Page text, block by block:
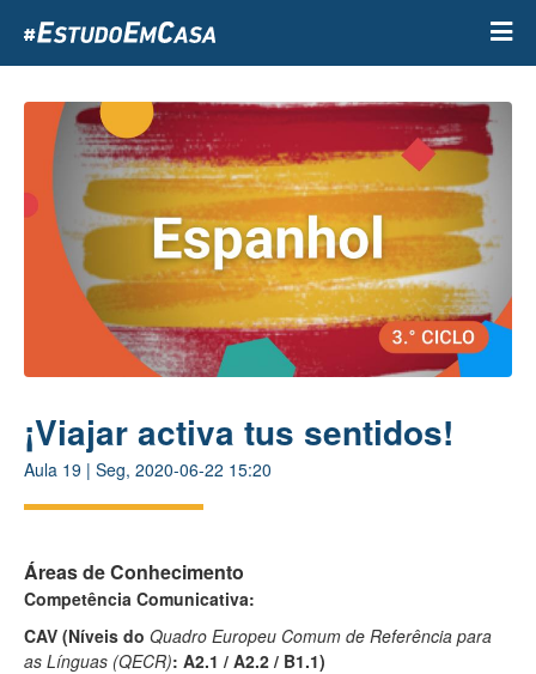
para
o
principal
¡Viajar activa tus sentidos!
Aula 19 | Seg, 2020-06-22 15:20
Áreas de Conhecimento
Competência Comunicativa:
CAV (Níveis do Quadro Europeu Comum de Referência para
as Línguas (QECR): A2.1 / A2.2 / B1.1)